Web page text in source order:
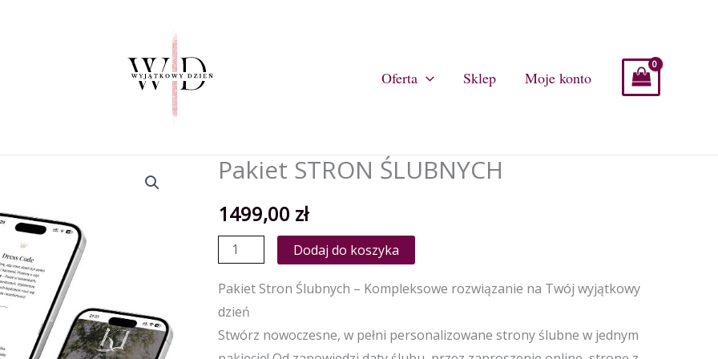
Oferta Sklep Moje konto
Pakiet STRON ŚLUBNYCH
1499,00 zł
ilość
Pakiet
STRON
ŚLUBNYCH
Dodaj do koszyka
Pakiet Stron Ślubnych – Kompleksowe rozwiązanie na Twój wyjątkowy
dzień
Stwórz nowoczesne, w pełni personalizowane strony ślubne w jednym